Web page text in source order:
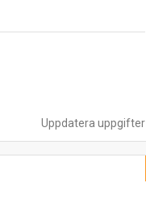
Uppdatera uppgifter